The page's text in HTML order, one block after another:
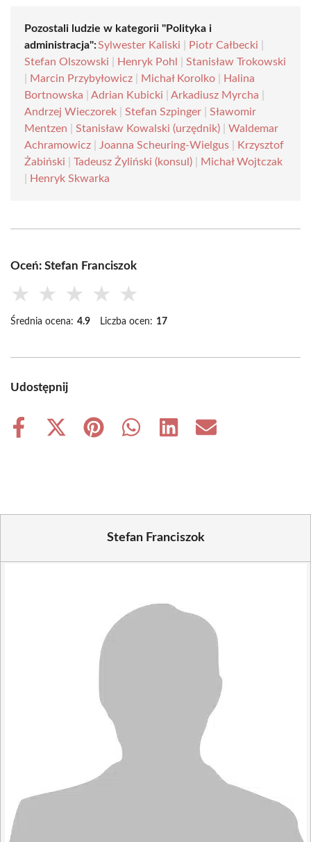
Pozostali ludzie w kategorii "Polityka i
administracja":Sylwester Kaliski Piotr Całbecki
Stefan Olszowski
Henryk Pohl
Stanisław Trokowski
Marcin Przybyłowicz Michał Korolko
Halina
Bortnowska
Adrian Kubicki Arkadiusz Myrcha
Andrzej Wieczorek
Stefan Szpinger
Sławomir
Mentzen
Stanisław Kowalski (urzędnik)
Waldemar
Achramowicz
Joanna Scheuring-Wielgus
Krzysztof
Żabiński
Tadeusz Żyliński (konsul)
Michał Wojtczak
Henryk Skwarka
Oceń: Stefan Franciszok
★ ★ ★ ★ ★
Średnia ocena: 4.9 Liczba ocen: 17
Udostępnij
Share
Share
Share
Share
Share
Share
Stefan Franciszok